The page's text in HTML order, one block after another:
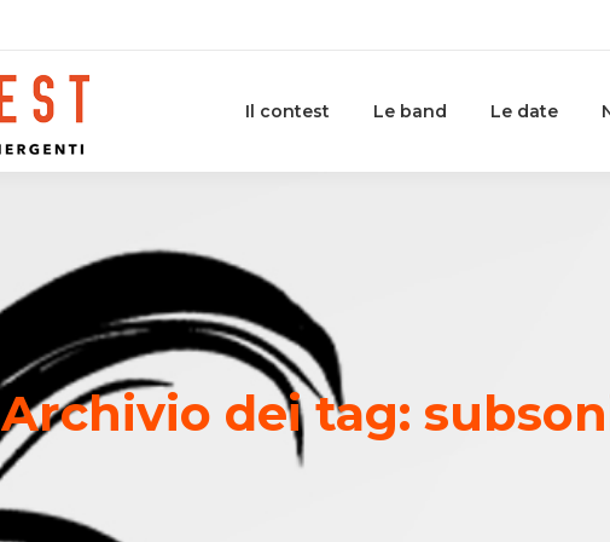
Il contest Le band Le date
Archivio dei tag: